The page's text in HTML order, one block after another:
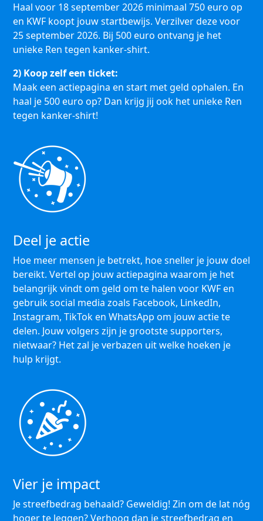
Haal voor 18 september 2026 minimaal 750 euro op
en KWF koopt jouw startbewijs. Verzilver deze voor
25 september 2026. Bij 500 euro ontvang je het
unieke Ren tegen kanker-shirt.
2) Koop zelf een ticket:
Maak een actiepagina en start met geld ophalen. En
haal je 500 euro op? Dan krijg jij ook het unieke Ren
tegen kanker-shirt!
Deel je actie
Hoe meer mensen je betrekt, hoe sneller je jouw doel
bereikt. Vertel op jouw actiepagina waarom je het
belangrijk vindt om geld om te halen voor KWF en
gebruik social media zoals Facebook, LinkedIn,
Instagram, TikTok en WhatsApp om jouw actie te
delen. Jouw volgers zijn je grootste supporters,
nietwaar? Het zal je verbazen uit welke hoeken je
hulp krijgt.
Vier je impact
Je streefbedrag behaald? Geweldig! Zin om de lat nóg
hoger te leggen? Verhoog dan je streefbedrag en